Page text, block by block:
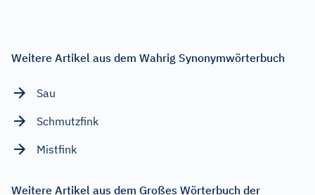
Weitere Artikel aus dem Wahrig Synonymwörterbuch
Sau
Schmutzfink
Mistfink
Weitere Artikel aus dem Großes Wörterbuch der